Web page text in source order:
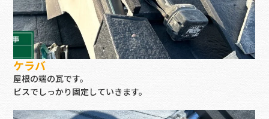
ケラバ
屋根の端の瓦です。
ビスでしっかり固定していきます。